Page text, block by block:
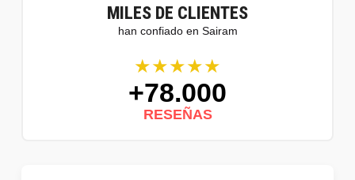
MILES DE CLIENTES
han confiado en Sairam
★★★★★
+78.000
RESEÑAS